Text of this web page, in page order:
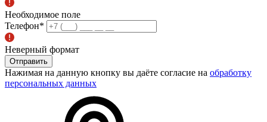
Необходимое поле
Телефон*
Неверный формат
Отправить
Нажимая на данную кнопку вы даёте согласие на обработку
персональных данных